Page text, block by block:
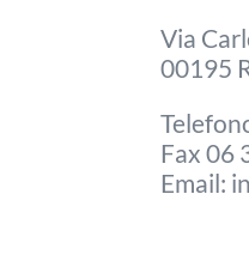
Via
00195
Fax 06
Email: